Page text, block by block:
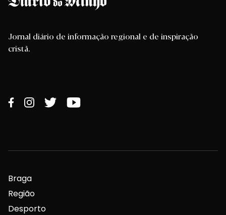
Jornal diário de informação regional e de inspiração
cristã.
Braga
Região
Desporto